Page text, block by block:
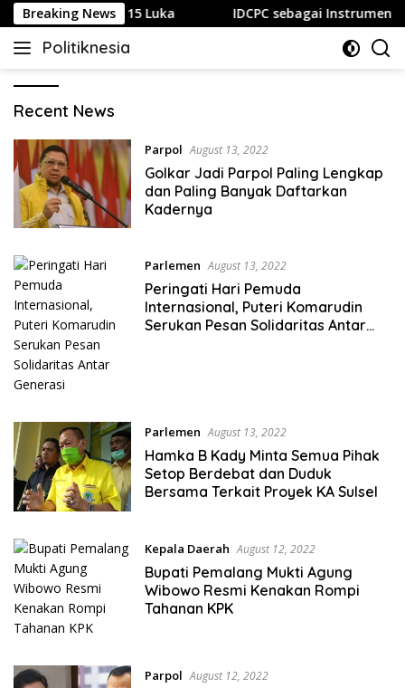
Skip
to
content
Breaking News
Tewas dan 15 Luka IDCPC sebagai Instrumen
Politiknesia
Politiknesia.com
Politiknesia
Recent News
Parpol August 13, 2022
Golkar Jadi Parpol Paling Lengkap
dan Paling Banyak Daftarkan
Kadernya
Parlemen August 13, 2022
Peringati Hari Pemuda
Internasional, Puteri Komarudin
Serukan Pesan Solidaritas Antar
Parlemen August 13, 2022
Hamka B Kady Minta Semua Pihak
Setop Berdebat dan Duduk
Bersama Terkait Proyek KA Sulsel
Kepala Daerah August 12, 2022
Bupati Pemalang Mukti Agung
Wibowo Resmi Kenakan Rompi
Tahanan KPK
Parpol August 12, 2022